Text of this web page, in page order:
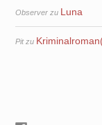
Observer zu Luna
Pitzu